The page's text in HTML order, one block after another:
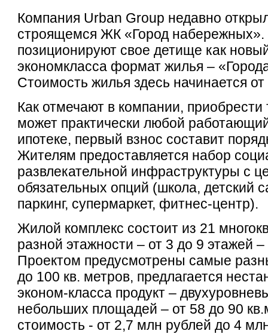
Компания Urban Group недавно
строящемся ЖК «Город набережных».
позиционируют свое детище как
экономкласса формат жилья –
Стоимость жилья здесь начинается
Как отмечают в компании, приобрести
может практически любой
ипотеке, первый взнос составит
Жителям предоставляется набор
развлекательной инфраструктуры с
обязательных опций (школа, детский
паркинг, супермаркет, фитнес-центр).
Жилой комплекс состоит из 21
разной этажности – от 3 до 9 этажей
Проектом предусмотрены самые
до 100 кв. метров, предлагается
эконом-класса продукт –
небольших площадей – от 58 до 90
стоимость - от 2,7 млн рублей до 4